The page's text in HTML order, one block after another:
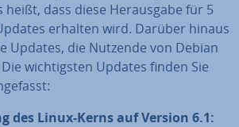
heißt, dass diese Her­aus­ga­be für 5
erhalten wird. Darüber hinaus
Updates, die Nutzende von Debian
wich­tigs­ten Updates finden Sie
des Linux-Kerns auf Version 6.1: